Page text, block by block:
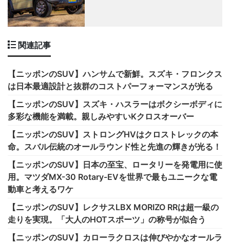
関連記事
【ニッポンのSUV】ハンサムで新鮮。スズキ・フロンクス
は日本最適設計と抜群のコストパーフォーマンスが光る
【ニッポンのSUV】スズキ・ハスラーはボクシーボディに
多彩な機能を満載。親しみやすいKクロスオーバー
【ニッポンのSUV】ストロングHVはクロストレックの本
命。スバル伝統のオールラウンド性と先進の輝きが光る！
【ニッポンのSUV】日本の至宝、ロータリーを発電用に使
用。マツダMX-30 Rotary-EVを世界で最もユニークな電
動車と考えるワケ
【ニッポンのSUV】レクサスLBX MORIZO RRは超一級の
走りを実現。「大人のHOTスポーツ」の称号が似合う
【ニッポンのSUV】カローラクロスは伸びやかなオールラ